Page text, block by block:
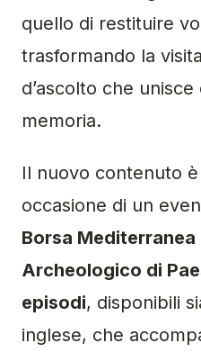
quello di restituire
trasformando la
d’ascolto che
memoria.
Il nuovo contenuto
occasione di un
Borsa Mediterranea
Archeologico di
episodi, disponibili
inglese, che